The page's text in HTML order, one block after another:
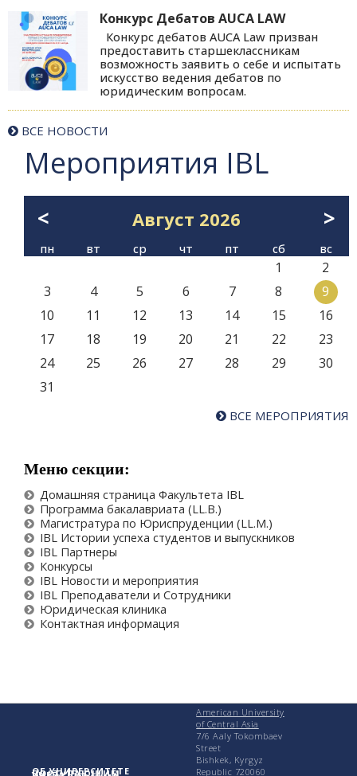
Конкурс Дебатов AUCA LAW
Конкурс дебатов AUCA Law призван
предоставить старшеклассникам
возможность заявить о себе и испытать
искусство ведения дебатов по
юридическим вопросам.
ВСЕ НОВОСТИ
Мероприятия IBL
< Август 2026 >
пн вт ср чт пт сб вс
1
2
3
4 5 6 7 8
9
10
11 12 13 14 15
16
17
18 19 20 21 22
23
24
25 26 27 28 29
30
31
ВСЕ МЕРОПРИЯТИЯ
Меню секции:
Домашняя страница Факультета IBL
Программа бакалавриата (LL.B.)
Магистратура по Юриспруденции (LL.M.)
IBL Истории успеха студентов и выпускников
IBL Партнеры
Конкурсы
IBL Новости и мероприятия
IBL Преподаватели и Сотрудники
Юридическая клиника
Контактная информация
ОБ УНИВЕРСИТЕТЕ
ПОСТУПАЮЩИМ
American University
of Central Asia
7/6 Aaly Tokombaev
Street
Bishkek, Kyrgyz
Republic 720060